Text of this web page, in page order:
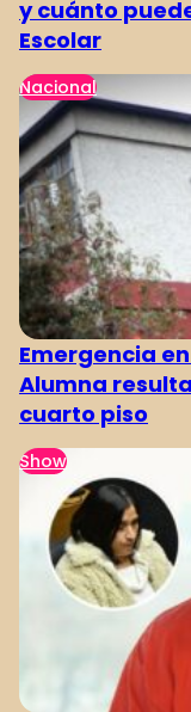
y cuánto
Escolar
Nacional
Emergencia
Alumna
cuarto piso
Show